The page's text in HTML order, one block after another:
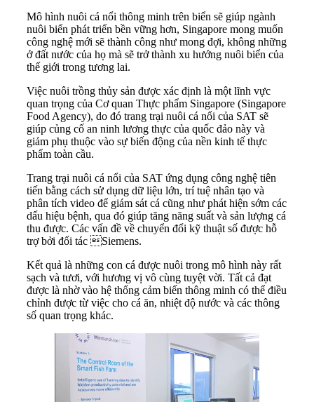
Mô hình nuôi cá nổi thông minh trên biển sẽ giúp ngành
nuôi biển phát triển bền vững hơn, Singapore mong muốn
công nghệ mới sẽ thành công như mong đợi, không những
ở đất nước của họ mà sẽ trở thành xu hướng nuôi biển của
thế giới trong tương lai.
Việc nuôi trồng thủy sản được xác định là một lĩnh vực
quan trọng của Cơ quan Thực phẩm Singapore (Singapore
Food Agency), do đó trang trại nuôi cá nổi của SAT sẽ
giúp củng cố an ninh lương thực của quốc đảo này và
giảm phụ thuộc vào sự biến động của nền kinh tế thực
phẩm toàn cầu.
Trang trại nuôi cá nổi của SAT ứng dụng công nghệ tiên
tiến bằng cách sử dụng dữ liệu lớn, trí tuệ nhân tạo và
phân tích video để giám sát cá cũng như phát hiện sớm các
dấu hiệu bệnh, qua đó giúp tăng năng suất và sản lượng cá
thu được. Các vấn đề về chuyển đổi kỹ thuật số được hỗ
trợ bởi đối tác Siemens.
Kết quả là những con cá được nuôi trong mô hình này rất
sạch và tươi, với hương vị vô cùng tuyệt vời. Tất cả đạt
được là nhờ vào hệ thống cảm biến thông minh có thể điều
chỉnh được từ việc cho cá ăn, nhiệt độ nước và các thông
số quan trọng khác.